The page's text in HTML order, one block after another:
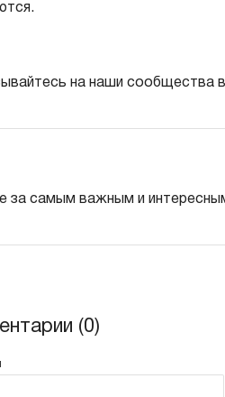
на наши сообщества в
за самым важным и
(0)